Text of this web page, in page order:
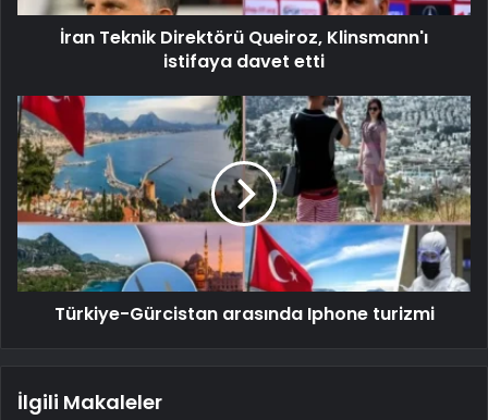
İran Teknik Direktörü Queiroz, Klinsmann'ı
istifaya davet etti
Türkiye-Gürcistan arasında Iphone turizmi
İlgili Makaleler